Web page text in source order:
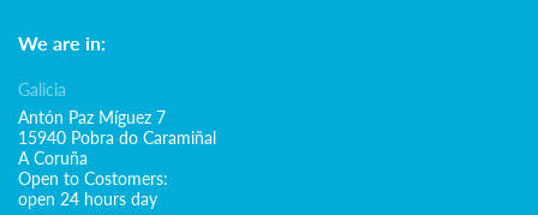
We are in:
Galicia
Antón Paz Míguez 7
15940 Pobra do Caramiñal
A Coruña
Open to Costomers:
open 24 hours day